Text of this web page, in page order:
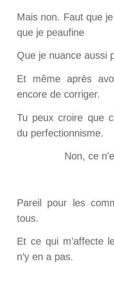
Mais non. Faut que
que je peaufine
Que je nuance aussi
Et même après
encore de corriger.
Tu peux croire que
du perfectionnisme.
Non, ce
Pareil pour les
tous.
Et ce qui m’affecte
n’y en a pas.